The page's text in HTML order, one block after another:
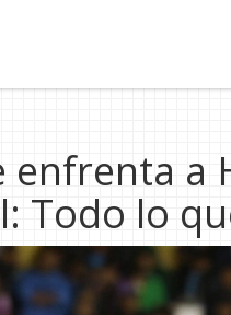
enfrenta
Todo lo